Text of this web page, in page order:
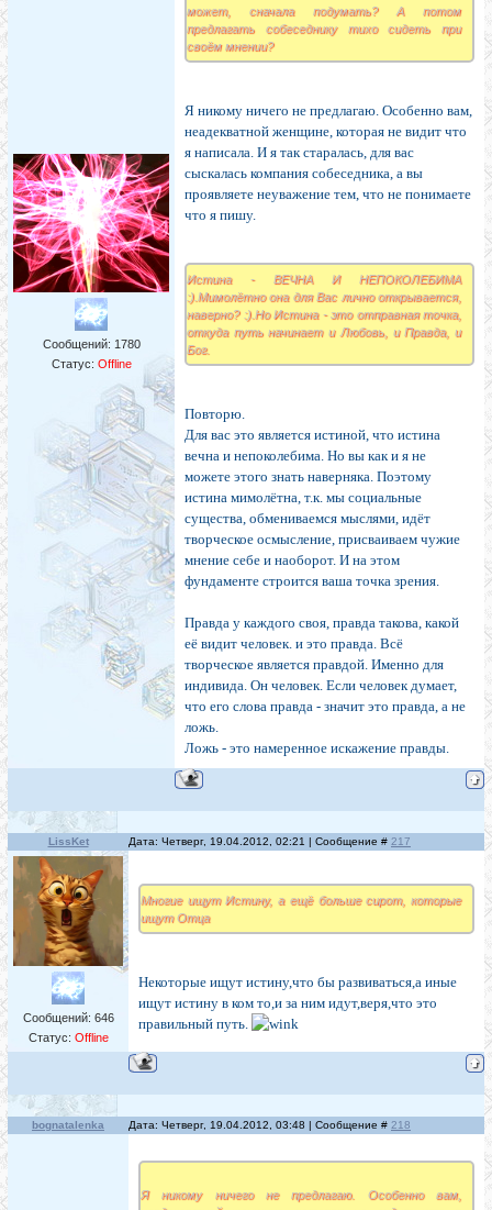
Сообщений: 1780
Статус: Offline
может, сначала подумать? А потом
предлагать собеседнику тихо сидеть при
своём мнении?
Я никому ничего не предлагаю. Особенно вам,
неадекватной женщине, которая не видит что
я написала. И я так старалась, для вас
сыскалась компания собеседника, а вы
проявляете неуважение тем, что не понимаете
что я пишу.
Истина - ВЕЧНА И НЕПОКОЛЕБИМА
:).Мимолётно она для Вас лично открывается,
наверно? :).Но Истина - это отправная точка,
откуда путь начинает и Любовь, и Правда, и
Бог.
Повторю.
Для вас это является истиной, что истина
вечна и непоколебима. Но вы как и я не
можете этого знать наверняка. Поэтому
истина мимолётна, т.к. мы социальные
существа, обмениваемся мыслями, идёт
творческое осмысление, присваиваем чужие
мнение себе и наоборот. И на этом
фундаменте строится ваша точка зрения.
Правда у каждого своя, правда такова, какой
её видит человек. и это правда. Всё
творческое является правдой. Именно для
индивида. Он человек. Если человек думает,
что его слова правда - значит это правда, а не
ложь.
Ложь - это намеренное искажение правды.
LissKet Дата: Четверг, 19.04.2012, 02:21 | Сообщение # 217
Сообщений: 646
Статус: Offline
Многие ищут Истину, а ещё больше сирот, которые
ищут Отца
Некоторые ищут истину,что бы развиваться,а иные
ищут истину в ком то,и за ним идут,веря,что это
правильный путь.
bognatalenka Дата: Четверг, 19.04.2012, 03:48 | Сообщение # 218
Я никому ничего не предлагаю. Особенно вам,